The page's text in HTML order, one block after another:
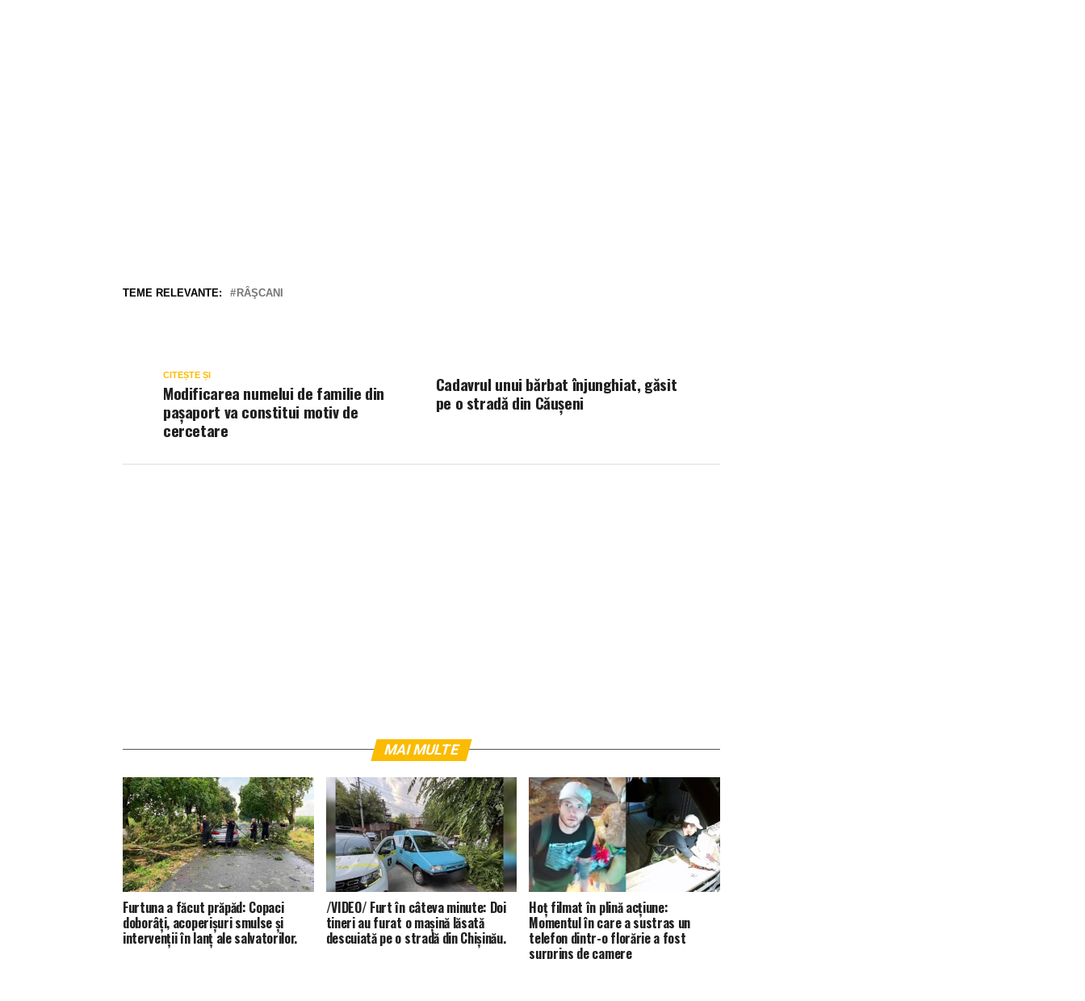
TEME RELEVANTE: RÂŞCANI
Cadavrul unui bărbat înjunghiat, găsit
pe o stradă din Căușeni
CITEȘTE ȘI
Modificarea numelui de familie din
pașaport va constitui motiv de
cercetare
MAI MULTE
Furtuna a făcut prăpăd: Copaci
doborâți, acoperișuri smulse și
intervenții în lanț ale salvatorilor.
/VIDEO/ Furt în câteva minute: Doi
tineri au furat o mașină lăsată
descuiată pe o stradă din Chișinău.
Hoț filmat în plină acțiune:
Momentul în care a sustras un
telefon dintr-o florărie a fost
surprins de camere